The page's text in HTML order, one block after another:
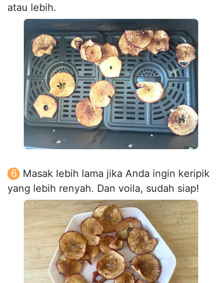
atau lebih.
Masak lebih lama jika Anda ingin keripik
yang lebih renyah. Dan voila, sudah siap!